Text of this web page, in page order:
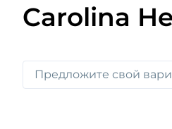
Carolina